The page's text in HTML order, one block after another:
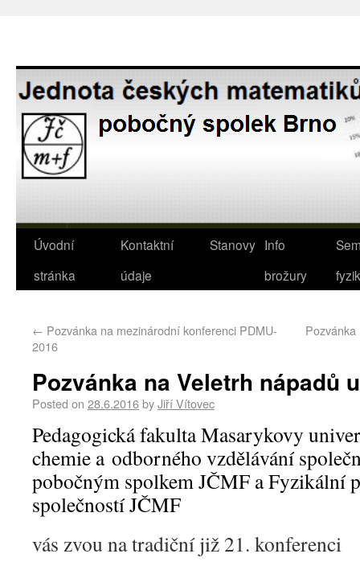
Úvodní
stránka
Kontaktní
údaje
Stanovy Info
brožury
← Pozvánka na mezinárodní konferenci PDMU-
2016
Pozvánka na Veletrh nápadů
Posted on 28.6.2016byJiří Vítovec
Pedagogická fakulta Masarykovy
chemie a odborného vzdělávání
pobočným spolkem JČMF a Fyzikální
společností JČMF
vás zvou na tradiční již 21. konferenci